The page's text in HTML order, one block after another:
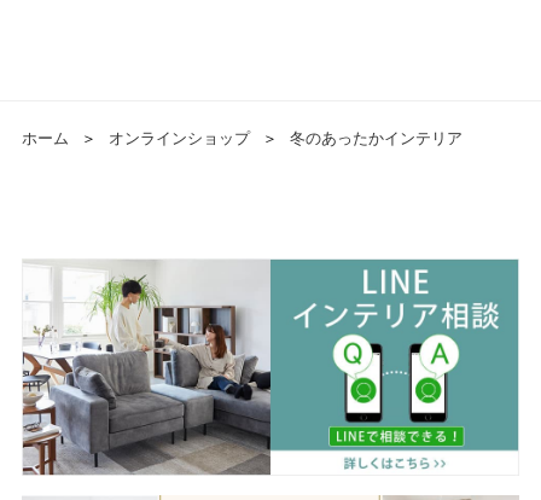
ホーム ＞ オンラインショップ ＞ 冬のあったかインテリア